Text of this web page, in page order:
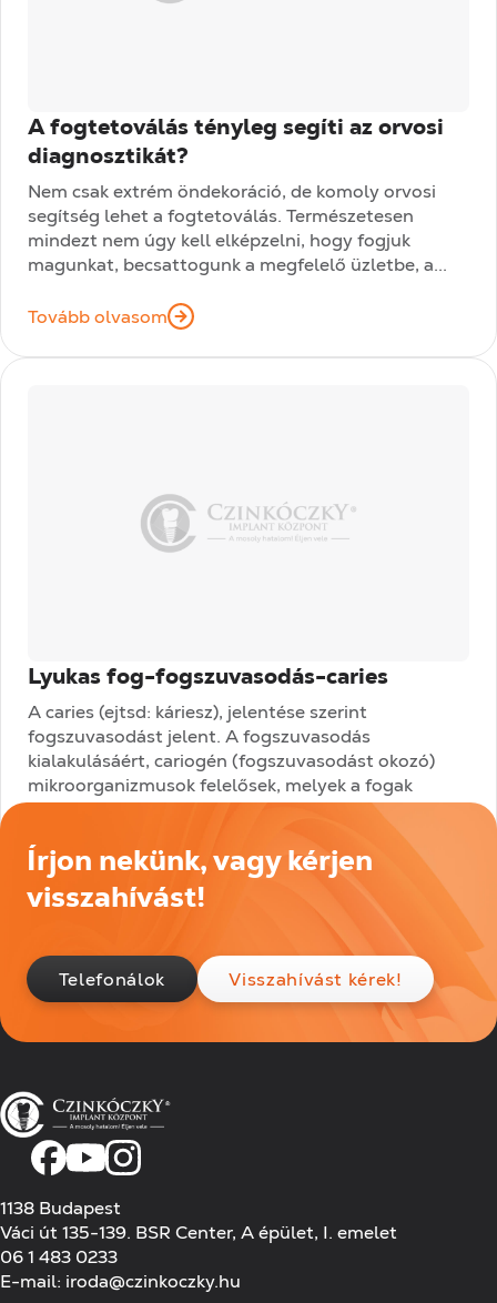
A fogtetoválás tényleg segíti az orvosi
diagnosztikát?
Nem csak extrém öndekoráció, de komoly orvosi
segítség lehet a fogtetoválás. Természetesen
mindezt nem úgy kell elképzelni, hogy fogjuk
magunkat, becsattogunk a megfelelő üzletbe, a...
Tovább olvasom
Lyukas fog-fogszuvasodás-caries
A caries (ejtsd: káriesz), jelentése szerint
fogszuvasodást jelent. A fogszuvasodás
kialakulásáért, cariogén (fogszuvasodást okozó)
mikroorganizmusok felelősek, melyek a fogak
keményszöveteinek kioldódását okozzák. A
Tovább olvasom
Írjon nekünk, vagy kérjen
visszahívást!
Telefonálok Visszahívást kérek!
1138 Budapest
Váci út 135-139. BSR Center, A épület, I. emelet
06 1 483 0233
E-mail: iroda@czinkoczky.hu